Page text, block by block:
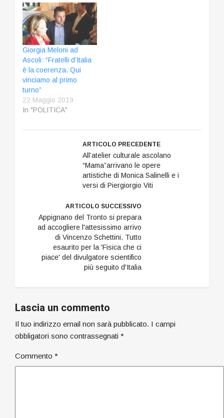
Giorgia Meloni ad
Ascoli: “Fratelli d’Italia
è la coerenza. Qui
vinciamo al primo
turno”
22 Maggio 2019
In "POLITICA"
ARTICOLO PRECEDENTE
All’atelier culturale ascolano
“Mama”arrivano le opere
artistiche di Monica Salinelli e i
versi di Piergiorgio Viti
ARTICOLO SUCCESSIVO
Appignano del Tronto si prepara
ad accogliere l'attesissimo arrivo
di Vincenzo Schettini. Tutto
esaurito per la 'Fisica che ci
piace' del divulgatore scientifico
più seguito d'Italia
Lascia un commento
Il tuo indirizzo email non sarà pubblicato. I campi
obbligatori sono contrassegnati *
Commento *